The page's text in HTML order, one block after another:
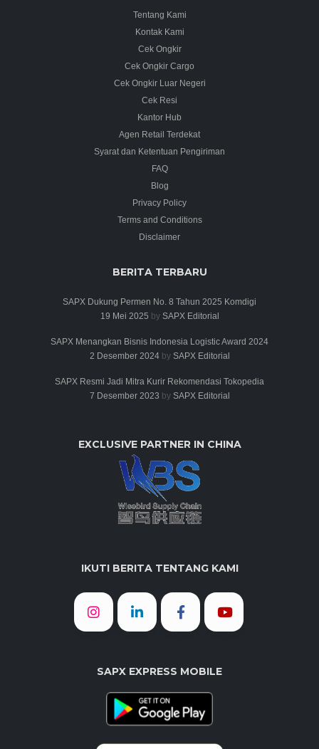
Tentang Kami
Kontak Kami
Cek Ongkir
Cek Ongkir Cargo
Cek Ongkir Luar Negeri
Cek Resi
Kantor Hub
Agen Retail Terdekat
Syarat dan Ketentuan Pengiriman
FAQ
Blog
Privacy Policy
Terms and Conditions
Disclaimer
BERITA TERBARU
SAPX Dukung Permen No. 8 Tahun 2025 Komdigi
19 Mei 2025 by SAPX Editorial
SAPX Menangkan Bisnis Indonesia Logistic Award 2024
2 Desember 2024by SAPX Editorial
SAPX Resmi Jadi Mitra Kurir Rekomendasi Tokopedia
7 Desember 2023 by SAPX Editorial
EXCLUSIVE PARTNER IN CHINA
IKUTI BERITA TENTANG KAMI
SAPX EXPRESS MOBILE